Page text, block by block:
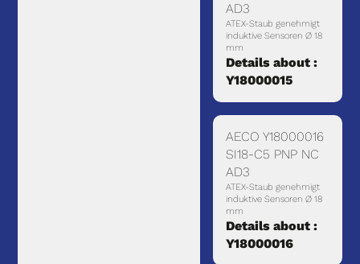
AD3
ATEX-Staub genehmigt
induktive Sensoren Ø 18
mm
Details about :
Y18000015
AECO Y18000016
SI18-C5 PNP NC
AD3
ATEX-Staub genehmigt
induktive Sensoren Ø 18
mm
Details about :
Y18000016